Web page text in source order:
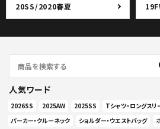
20SS/2020春夏
人気ワード
2026SS 2025AW 2025SS Tシャツ・ロングスリ
パーカー・クルーネック
ショルダー・ウエストバッグ